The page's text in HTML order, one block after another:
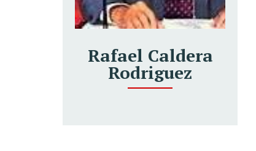
Rafael Caldera
Rodriguez